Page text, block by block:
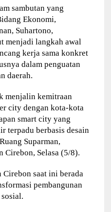
sambutan yang
Ekonomi,
Suhartono,
menjadi langkah awal
kerja sama konkret
dalam penguatan
daerah.
menjalin kemitraan
city dengan kota-kota
smart city yang
terpadu berbasis desain
Suparman,
Cirebon, Selasa (5/8).
Cirebon saat ini berada
pembangunan